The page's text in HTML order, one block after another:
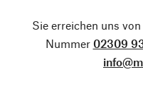
Sie erreichen uns
Nummer 02309